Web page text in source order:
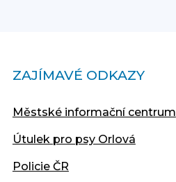
ZAJÍMAVÉ ODKAZY
Městské informační centrum
Útulek pro psy Orlová
Policie ČR